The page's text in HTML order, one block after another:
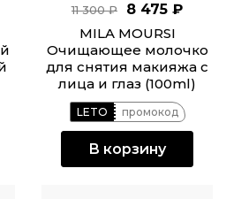
11 300 ₽
8 475 ₽
MILA MOURSI
Очищающее молочко
для снятия макияжа с
лица и глаз (100ml)
LETO промокод
В корзину